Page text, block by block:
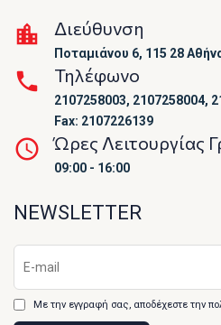
Διεύθυνση
Ποταμιάνου 6, 115 28
Τηλέφωνο
2107258003, 2107258004,
Fax: 2107226139
Ώρες Λειτουργίας
09:00 - 16:00
NEWSLETTER
Με την εγγραφή σας, αποδέχεστε την